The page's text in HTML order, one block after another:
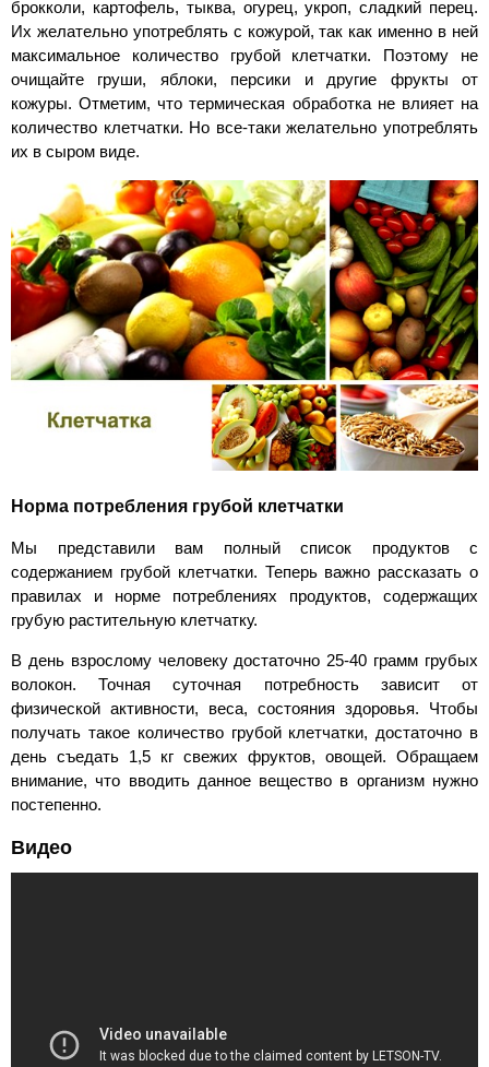
брокколи, картофель, тыква, огурец, укроп, сладкий перец.
Их желательно употреблять с кожурой, так как именно в ней
максимальное количество грубой клетчатки. Поэтому не
очищайте груши, яблоки, персики и другие фрукты от
кожуры. Отметим, что термическая обработка не влияет на
количество клетчатки. Но все-таки желательно употреблять
их в сыром виде.
Норма потребления грубой клетчатки
Мы представили вам полный список продуктов с
содержанием грубой клетчатки. Теперь важно рассказать о
правилах и норме потреблениях продуктов, содержащих
грубую растительную клетчатку.
В день взрослому человеку достаточно 25-40 грамм грубых
волокон. Точная суточная потребность зависит от
физической активности, веса, состояния здоровья. Чтобы
получать такое количество грубой клетчатки, достаточно в
день съедать 1,5 кг свежих фруктов, овощей. Обращаем
внимание, что вводить данное вещество в организм нужно
постепенно.
Видео